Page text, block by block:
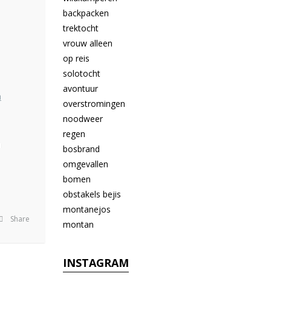
Share
INSTAGRAM